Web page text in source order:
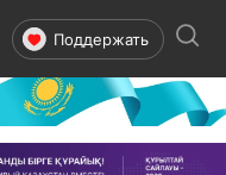
Поддержать